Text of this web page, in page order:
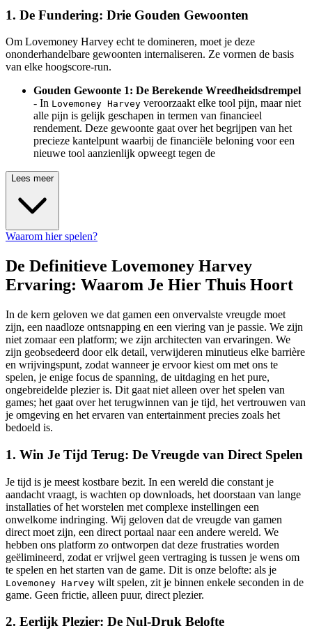
1. De Fundering: Drie Gouden Gewoonten
Om Lovemoney Harvey echt te domineren, moet je deze
ononderhandelbare gewoonten internaliseren. Ze vormen de basis
van elke hoogscore-run.
Gouden Gewoonte 1: De Berekende Wreedheidsdrempel
- In Lovemoney Harvey veroorzaakt elke tool pijn, maar niet
alle pijn is gelijk geschapen in termen van financieel
rendement. Deze gewoonte gaat over het begrijpen van het
precieze kantelpunt waarbij de financiële beloning voor een
nieuwe tool aanzienlijk opweegt tegen de
Lees meer
Waarom hier spelen?
De Definitieve Lovemoney Harvey
Ervaring: Waarom Je Hier Thuis Hoort
In de kern geloven we dat gamen een onvervalste vreugde moet
zijn, een naadloze ontsnapping en een viering van je passie. We zijn
niet zomaar een platform; we zijn architecten van ervaringen. We
zijn geobsedeerd door elk detail, verwijderen minutieus elke barrière
en wrijvingspunt, zodat wanneer je ervoor kiest om met ons te
spelen, je enige focus de spanning, de uitdaging en het pure,
ongebreidelde plezier is. Dit gaat niet alleen over het spelen van
games; het gaat over het terugwinnen van je tijd, het vertrouwen van
je omgeving en het ervaren van entertainment precies zoals het
bedoeld is.
1. Win Je Tijd Terug: De Vreugde van Direct Spelen
Je tijd is je meest kostbare bezit. In een wereld die constant je
aandacht vraagt, is wachten op downloads, het doorstaan van lange
installaties of het worstelen met complexe instellingen een
onwelkome indringing. Wij geloven dat de vreugde van gamen
direct moet zijn, een direct portaal naar een andere wereld. We
hebben ons platform zo ontworpen dat deze frustraties worden
geëlimineerd, zodat er vrijwel geen vertraging is tussen je wens om
te spelen en het starten van de game. Dit is onze belofte: als je
Lovemoney Harvey wilt spelen, zit je binnen enkele seconden in de
game. Geen frictie, alleen puur, direct plezier.
2. Eerlijk Plezier: De Nul-Druk Belofte